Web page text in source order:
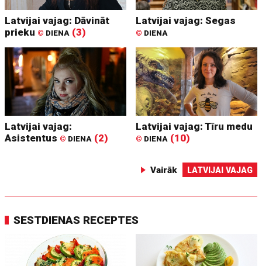
Latvijai vajag: Dāvināt
prieku © DIENA (3)
Latvijai vajag: Segas
© DIENA
Latvijai vajag:
Asistentus © DIENA (2)
Latvijai vajag: Tīru medu
© DIENA (10)
Vairāk LATVIJAI VAJAG
SESTDIENAS RECEPTES